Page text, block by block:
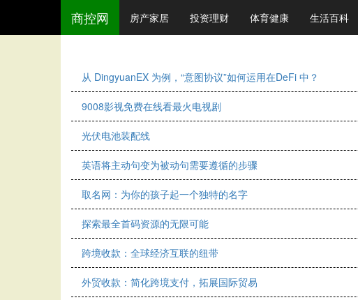
商控网 房产家居 投资理财 体育健康 生活百科
从 DingyuanEX 为例，“意图协议”如何运用在DeFi 中？
9008影视免费在线看最火电视剧
光伏电池装配线
英语将主动句变为被动句需要遵循的步骤
取名网：为你的孩子起一个独特的名字
探索最全首码资源的无限可能
跨境收款：全球经济互联的纽带
外贸收款：简化跨境支付，拓展国际贸易